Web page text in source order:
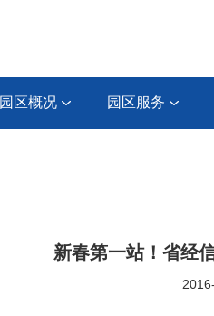
园区概况 园区服务
新春第一站！省经